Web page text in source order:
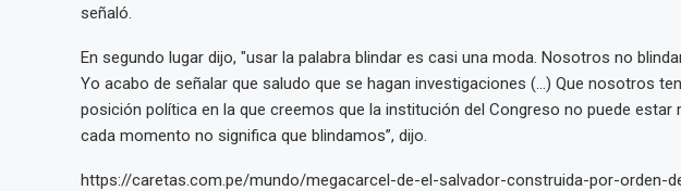
señaló.
En segundo lugar dijo, "usar la palabra blindar es casi una moda. Nosotros no
Yo acabo de señalar que saludo que se hagan investigaciones (…) Que nosotros
posición política en la que creemos que la institución del Congreso no puede estar
cada momento no significa que blindamos”, dijo.
https://caretas.com.pe/mundo/megacarcel-de-el-salvador-construida-por-orden-